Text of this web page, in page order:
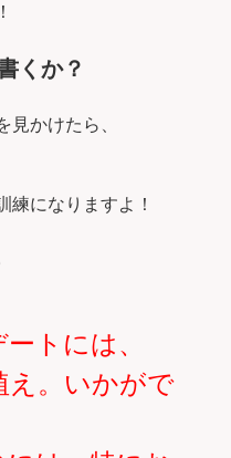
くか？
見かけたら、
練になりますよ！
トには、
え。いかがで